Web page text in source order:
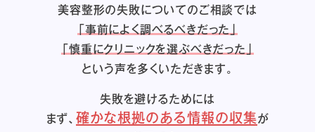
美容整形の失敗についてのご相談では
「事前によく調べるべきだった」
「慎重にクリニックを選ぶべきだった」
という声を多くいただきます。
失敗を避けるためには
まず、確かな根拠のある情報の収集が